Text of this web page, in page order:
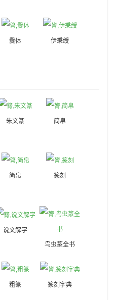
爨体 伊秉绶
朱文篆 简帛
简帛 篆刻
说文解字
鸟虫篆全书
粗篆 篆刻字典